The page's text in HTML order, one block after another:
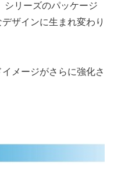
シリーズのパッケージ
ザインに生まれ変わり
メージがさらに強化さ